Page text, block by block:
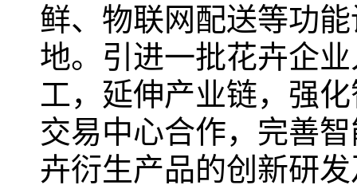
鲜、物联网配送等功
地。引进一批花卉企
工，延伸产业链，强
交易中心合作，完善
卉衍生产品的创新研